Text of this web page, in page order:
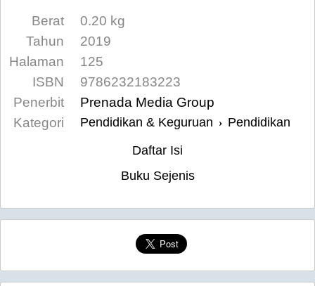
Berat
0.20 kg
Tahun
2019
Halaman
125
ISBN
9786232183223
Penerbit
Prenada Media Group
Kategori
Pendidikan & Keguruan › Pendidikan
Daftar Isi
Buku Sejenis